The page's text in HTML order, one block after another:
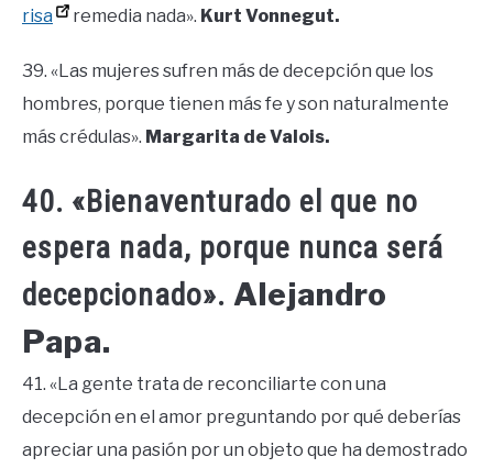
risa
remedia nada». Kurt Vonnegut.
39. «Las mujeres sufren más de decepción que los
hombres, porque tienen más fe y son naturalmente
más crédulas». Margarita de Valois.
40. «Bienaventurado el que no
espera nada, porque nunca será
decepcionado». Alejandro
Papa.
41. «La gente trata de reconciliarte con una
decepción en el amor preguntando por qué deberías
apreciar una pasión por un objeto que ha demostrado